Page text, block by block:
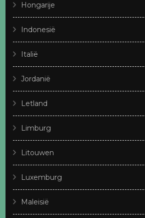
Hongarije
Indonesië
Italië
Jordanië
Letland
Limburg
Litouwen
Luxemburg
Maleisië